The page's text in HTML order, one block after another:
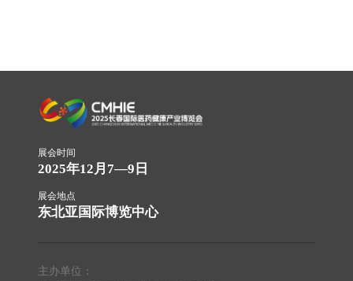
展会时间
2025年12月7—9日
展会地点
东北亚国际博览中心
主办单位：